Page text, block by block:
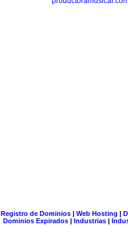
Registro de Dominios| Web Hosting |
Dominios Expirados | Industrias |